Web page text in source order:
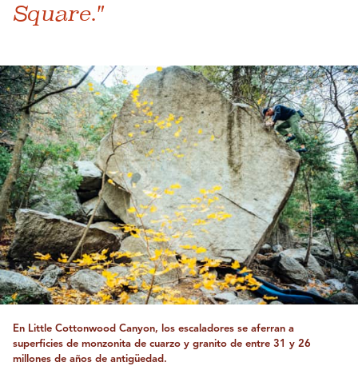
Square."
En Little Cottonwood Canyon, los escaladores se aferran a
superficies de monzonita de cuarzo y granito de entre 31 y 26
millones de años de antigüedad.